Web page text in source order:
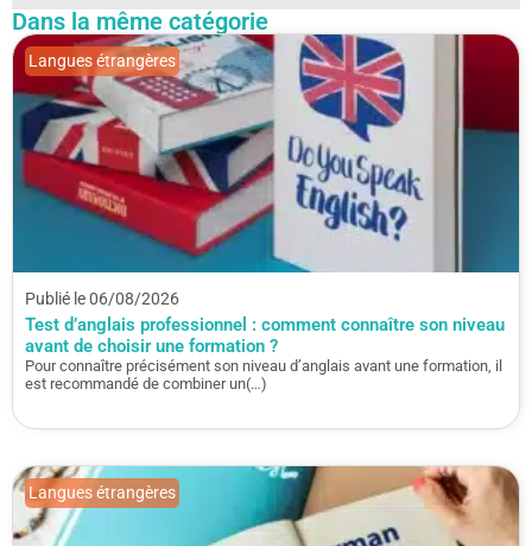
Dans la même catégorie
Publié le 06/08/2026
Test d’anglais professionnel : comment connaître son niveau
avant de choisir une formation ?
Pour connaître précisément son niveau d’anglais avant une formation, il
est recommandé de combiner un(…)
Langues étrangères
Langues étrangères